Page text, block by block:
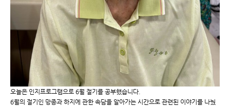
오늘은 인지프로그램으로 6월 절기를 공부했습니다.
6월의 절기인 망종과 하지에 관한 속담을 알아가는 시간으로 관련된 이야기를 나눴